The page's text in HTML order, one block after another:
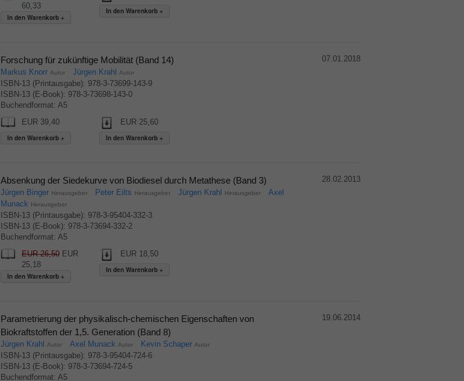
60,33
Forschung für zukünftige Mobilität (Band 14)
Markus Knorr Autor Jürgen Krahl Autor
ISBN-13 (Printausgabe): 978-3-73699-143-9
ISBN-13 (E-Book): 978-3-73698-143-0
Buchendformat: A5
EUR 39,40
EUR 25,60
07.01.2018
Absenkung der Siedekurve von Biodiesel durch Metathese (Band 3)
Jürgen Binger Herausgeber Peter Eilts Herausgeber Jürgen Krahl Herausgeber
Axel
Munack Herausgeber
ISBN-13 (Printausgabe): 978-3-95404-332-3
ISBN-13 (E-Book): 978-3-73694-332-2
Buchendformat: A5
EUR 26,50EUR
25,18
EUR 18,50
28.02.2013
Parametrierung der physikalisch-chemischen Eigenschaften von
Biokraftstoffen der 1,5. Generation (Band 8)
Jürgen Krahl Autor Axel Munack Autor Kevin Schaper Autor
ISBN-13 (Printausgabe): 978-3-95404-724-6
ISBN-13 (E-Book): 978-3-73694-724-5
Buchendformat: A5
19.06.2014